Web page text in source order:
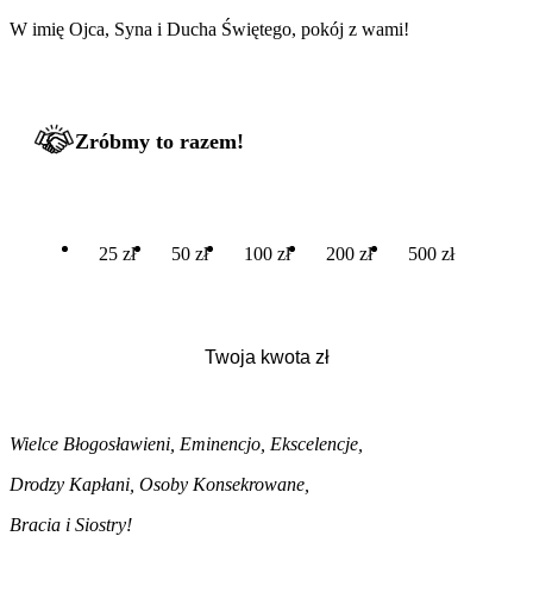
W imię Ojca, Syna i Ducha Świętego, pokój z wami!
Zróbmy to razem!
25 zł 50 zł 100 zł 200 zł 500 zł
Wielce Błogosławieni, Eminencjo, Ekscelencje,
Drodzy Kapłani, Osoby Konsekrowane,
Bracia i Siostry!